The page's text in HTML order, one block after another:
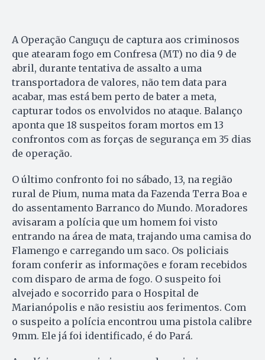
A Operação Canguçu de captura aos criminosos
que atearam fogo em Confresa (MT) no dia 9 de
abril, durante tentativa de assalto a uma
transportadora de valores, não tem data para
acabar, mas está bem perto de bater a meta,
capturar todos os envolvidos no ataque. Balanço
aponta que 18 suspeitos foram mortos em 13
confrontos com as forças de segurança em 35 dias
de operação.
O último confronto foi no sábado, 13, na região
rural de Pium, numa mata da Fazenda Terra Boa e
do assentamento Barranco do Mundo. Moradores
avisaram a polícia que um homem foi visto
entrando na área de mata, trajando uma camisa do
Flamengo e carregando um saco. Os policiais
foram conferir as informações e foram recebidos
com disparo de arma de fogo. O suspeito foi
alvejado e socorrido para o Hospital de
Marianópolis e não resistiu aos ferimentos. Com
o suspeito a polícia encontrou uma pistola calibre
9mm. Ele já foi identificado, é do Pará.